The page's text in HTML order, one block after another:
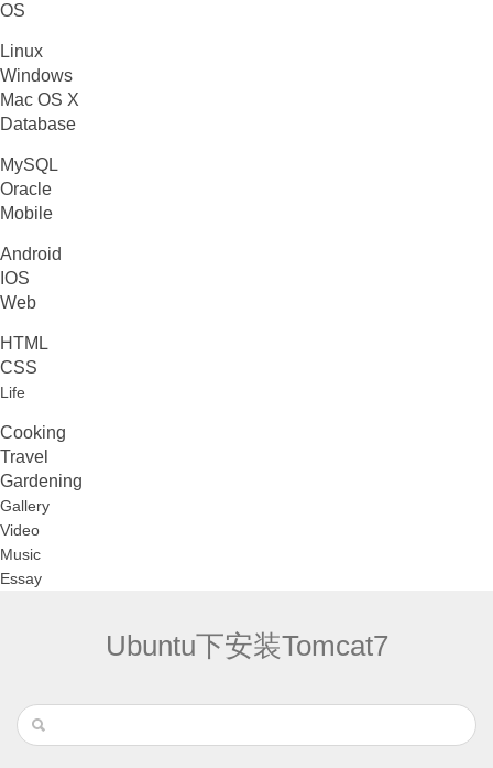
OS
Linux
Windows
Mac OS X
Database
MySQL
Oracle
Mobile
Android
IOS
Web
HTML
CSS
Life
Cooking
Travel
Gardening
Gallery
Video
Music
Essay
Ubuntu下安装Tomcat7